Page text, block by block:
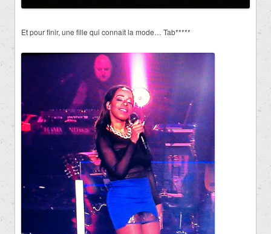
Et pour finir, une fille qui connaît la mode… Tab*****